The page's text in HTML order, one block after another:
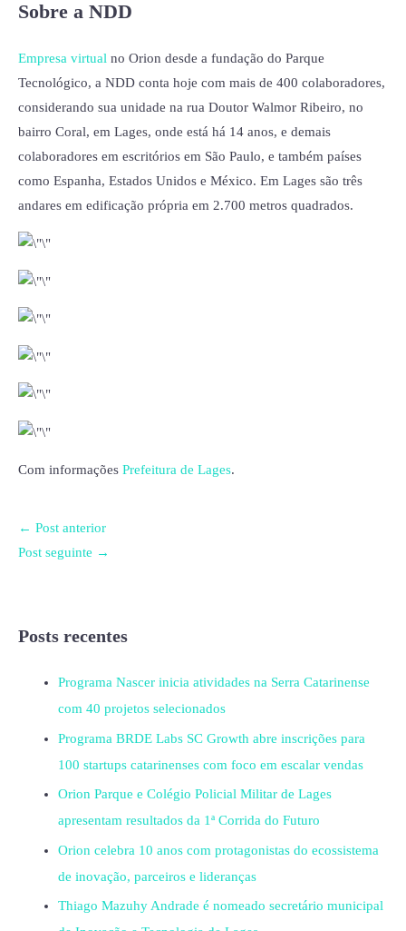
Sobre a NDD
Empresa virtual no Orion desde a fundação do Parque
Tecnológico, a NDD conta hoje com mais de 400 colaboradores,
considerando sua unidade na rua Doutor Walmor Ribeiro, no
bairro Coral, em Lages, onde está há 14 anos, e demais
colaboradores em escritórios em São Paulo, e também países
como Espanha, Estados Unidos e México. Em Lages são três
andares em edificação própria em 2.700 metros quadrados.
Com informações Prefeitura de Lages.
← Post anterior
Post seguinte →
Posts recentes
Programa Nascer inicia atividades na Serra Catarinense
com 40 projetos selecionados
Programa BRDE Labs SC Growth abre inscrições para
100 startups catarinenses com foco em escalar vendas
Orion Parque e Colégio Policial Militar de Lages
apresentam resultados da 1ª Corrida do Futuro
Orion celebra 10 anos com protagonistas do ecossistema
de inovação, parceiros e lideranças
Thiago Mazuhy Andrade é nomeado secretário municipal